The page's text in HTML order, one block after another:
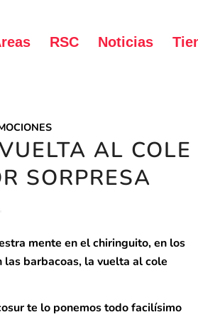
RSC Noticias
AL COLE
SORPRESA
mente en el chiringuito, en los
las barbacoas, la vuelta al cole
te lo ponemos todo facilísimo